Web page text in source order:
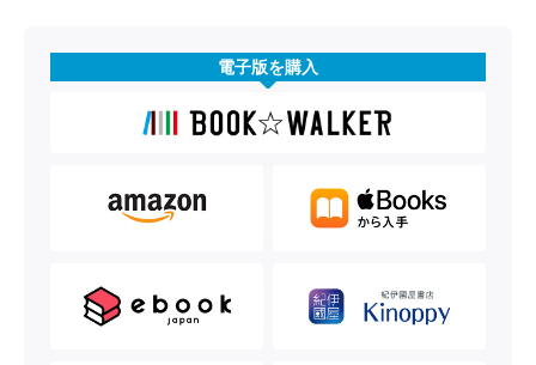
電子版を購入